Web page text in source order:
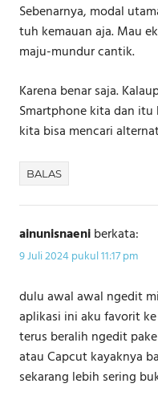
Sebenarnya, modal
tuh kemauan aja. Mau
maju-mundur cantik.
Karena benar saja.
Smartphone kita dan
kita bisa mencari
BALAS
ainunisnaeniberkata:
9 Juli 2024 pukul 11:17 pm
dulu awal awal ngedit
aplikasi ini aku favorit
terus beralih ngedit
atau Capcut kayaknya
sekarang lebih sering